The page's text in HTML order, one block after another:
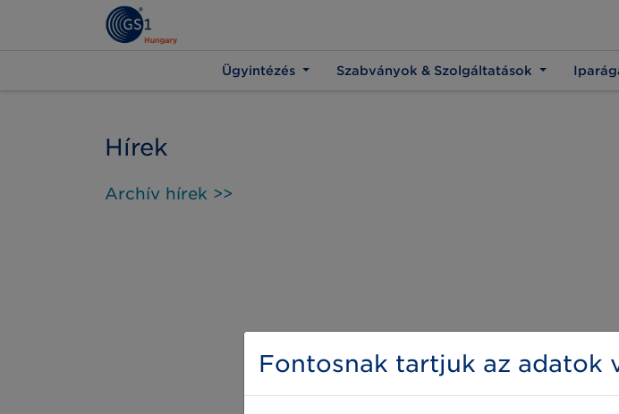
Ügyintézés Szabványok & Szolgáltatások
Hírek
Archív hírek >>
Fontosnak tartjuk az adatok